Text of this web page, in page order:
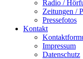
Radio /
Zeitungen /
Pressefotos
Kontakt
Impressum
Datenschutz